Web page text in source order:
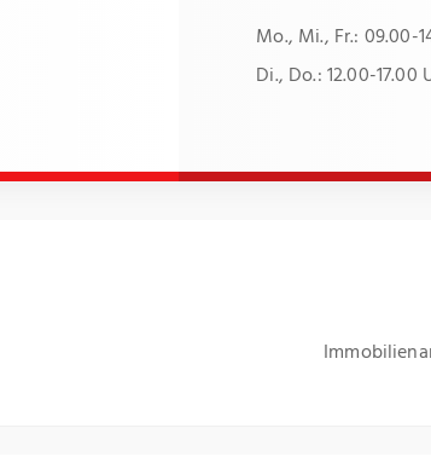
Mo., Mi., Fr.: 09.00-
Di., Do.: 12.00-17.00